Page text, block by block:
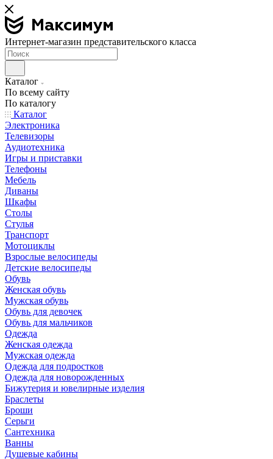
Интернет-магазин представительского класса
Каталог
По всему сайту
По каталогу
Каталог
Электроника
Телевизоры
Аудиотехника
Игры и приставки
Телефоны
Мебель
Диваны
Шкафы
Столы
Стулья
Транспорт
Мотоциклы
Взрослые велосипеды
Детские велосипеды
Обувь
Женская обувь
Мужская обувь
Обувь для девочек
Обувь для мальчиков
Одежда
Женская одежда
Мужская одежда
Одежда для подростков
Одежда для новорожденных
Бижутерия и ювелирные изделия
Браслеты
Броши
Серьги
Сантехника
Ванны
Душевые кабины